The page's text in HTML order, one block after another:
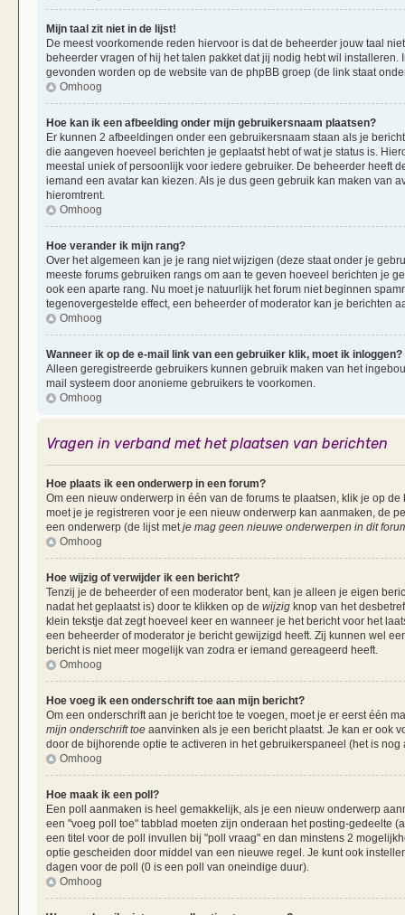
Mijn taal zit niet in de lijst!
De meest voorkomende reden hiervoor is dat de beheerder jouw taal
beheerder vragen of hij het talen pakket dat jij nodig hebt wil
gevonden worden op de website van de phpBB groep (de link staat
Omhoog
Hoe kan ik een afbeelding onder mijn gebruikersnaam plaatsen?
Er kunnen 2 afbeeldingen onder een gebruikersnaam staan als je
die aangeven hoeveel berichten je geplaatst hebt of wat je status is.
meestal uniek of persoonlijk voor iedere gebruiker. De beheerder heeft
iemand een avatar kan kiezen. Als je dus geen gebruik kan maken van
hieromtrent.
Omhoog
Hoe verander ik mijn rang?
Over het algemeen kan je je rang niet wijzigen (deze staat onder je
meeste forums gebruiken rangs om aan te geven hoeveel berichten je
ook een aparte rang. Nu moet je natuurlijk het forum niet beginnen
tegenovergestelde effect, een beheerder of moderator kan je berichten
Omhoog
Wanneer ik op de e-mail link van een gebruiker klik, moet ik inloggen?
Alleen geregistreerde gebruikers kunnen gebruik maken van het
mail systeem door anonieme gebruikers te voorkomen.
Omhoog
Vragen in verband met het plaatsen van berichten
Hoe plaats ik een onderwerp in een forum?
Om een nieuw onderwerp in één van de forums te plaatsen, klik je op
moet je je registreren voor je een nieuw onderwerp kan aanmaken, de
een onderwerp (de lijst met je mag geen nieuwe onderwerpen in dit
Omhoog
Hoe wijzig of verwijder ik een bericht?
Tenzij je de beheerder of een moderator bent, kan je alleen je eigen
nadat het geplaatst is) door te klikken op de wijzig knop van het
klein tekstje dat zegt hoeveel keer en wanneer je het bericht voor het
een beheerder of moderator je bericht gewijzigd heeft. Zij kunnen wel
bericht is niet meer mogelijk van zodra er iemand gereageerd heeft.
Omhoog
Hoe voeg ik een onderschrift toe aan mijn bericht?
Om een onderschrift aan je bericht toe te voegen, moet je er eerst één
mijn onderschrift toe aanvinken als je een bericht plaatst. Je kan er ook
door de bijhorende optie te activeren in het gebruikerspaneel (het is
Omhoog
Hoe maak ik een poll?
Een poll aanmaken is heel gemakkelijk, als je een nieuw onderwerp
een "voeg poll toe" tabblad moeten zijn onderaan het posting-gedeelte
een titel voor de poll invullen bij "poll vraag" en dan minstens 2
optie gescheiden door middel van een nieuwe regel. Je kunt ook
dagen voor de poll (0 is een poll van oneindige duur).
Omhoog